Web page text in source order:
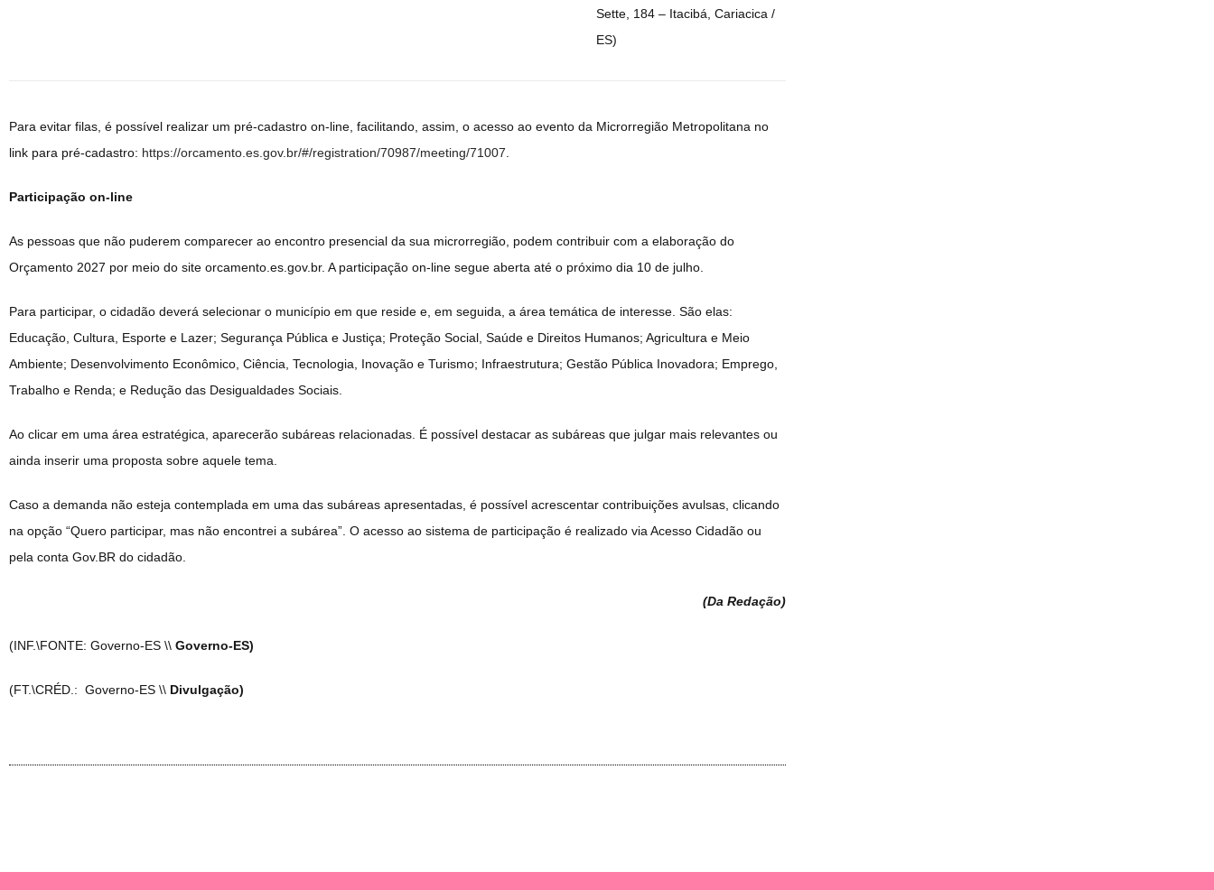
Sette, 184 – Itacibá, Cariacica /
ES)
Para evitar filas, é possível realizar um pré-cadastro on-line, facilitando, assim, o acesso ao evento da Microrregião Metropolitana no
link para pré-cadastro: https://orcamento.es.gov.br/#/registration/70987/meeting/71007.
Participação on-line
As pessoas que não puderem comparecer ao encontro presencial da sua microrregião, podem contribuir com a elaboração do
Orçamento 2027 por meio do site orcamento.es.gov.br. A participação on-line segue aberta até o próximo dia 10 de julho.
Para participar, o cidadão deverá selecionar o município em que reside e, em seguida, a área temática de interesse. São elas:
Educação, Cultura, Esporte e Lazer; Segurança Pública e Justiça; Proteção Social, Saúde e Direitos Humanos; Agricultura e Meio
Ambiente; Desenvolvimento Econômico, Ciência, Tecnologia, Inovação e Turismo; Infraestrutura; Gestão Pública Inovadora; Emprego,
Trabalho e Renda; e Redução das Desigualdades Sociais.
Ao clicar em uma área estratégica, aparecerão subáreas relacionadas. É possível destacar as subáreas que julgar mais relevantes ou
ainda inserir uma proposta sobre aquele tema.
Caso a demanda não esteja contemplada em uma das subáreas apresentadas, é possível acrescentar contribuições avulsas, clicando
na opção “Quero participar, mas não encontrei a subárea”. O acesso ao sistema de participação é realizado via Acesso Cidadão ou
pela conta Gov.BR do cidadão.
(Da Redação)
(INF.\FONTE: Governo-ES \\ Governo-ES)
(FT.\CRÉD.: Governo-ES \\ Divulgação)